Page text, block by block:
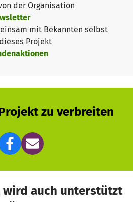
an den
in den sozialen
am Hasenbergl im Alter von 6 bis
Schichten mit Förderbedarf.
Auffälligkeiten
und
little ART im Münchner
der Organisation
mit Bekannten selbst
Projekt
zu verbreiten
wird auch unterstützt